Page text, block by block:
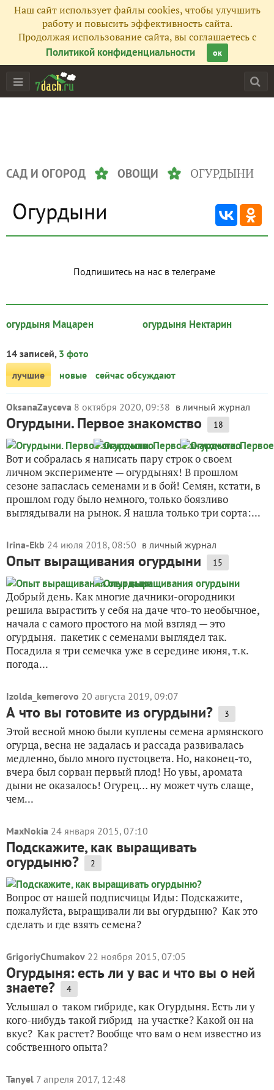
Наш сайт использует файлы cookies, чтобы улучшить
работу и повысить эффективность сайта.
Продолжая использование сайта, вы соглашаетесь с
Политикой конфиденциальности
ок
САД И ОГОРОД ОВОЩИ ОГУРДЫНИ
Огурдыни
Подпишитесь на нас в телеграме
огурдыня Мацарен огурдыня Нектарин
14 записей, 3 фото
лучшие
новые сейчас обсуждают
OksanaZayceva 8 октября 2020, 09:38 в личный журнал
Огурдыни. Первое знакомство 18
Вот и собралась я написать пару строк о своем
личном эксперименте — огурдынях! В прошлом
сезоне запаслась семенами и в бой! Семян, кстати, в
прошлом году было немного, только боязливо
выглядывали на рынок. Я нашла только три сорта:...
Irina-Ekb 24 июля 2018, 08:50 в личный журнал
Опыт выращивания огурдыни 15
Добрый день. Как многие дачники-огородники
решила вырастить у себя на даче что-то необычное,
начала с самого простого на мой взгляд — это
огурдыня. пакетик с семенами выглядел так.
Посадила я три семечка уже в середине июня, т.к.
погода...
Izolda_kemerovo 20 августа 2019, 09:07
А что вы готовите из огурдыни? 3
Этой весной мною были куплены семена армянского
огурца, весна не задалась и рассада развивалась
медленно, было много пустоцвета. Но, наконец-то,
вчера был сорван первый плод! Но увы, аромата
дыни не оказалось! Огурец… ну может чуть слаще,
чем...
MaxNokia 24 января 2015, 07:10
Подскажите, как выращивать
огурдыню? 2
Вопрос от нашей подписчицы Иды: Подскажите,
пожалуйста, выращивали ли вы огурдыню? Как это
сделать и где взять семена?
GrigoriyChumakov 22 ноября 2015, 07:05
Огурдыня: есть ли у вас и что вы о ней
знаете? 4
Услышал о таком гибриде, как Огурдыня. Есть ли у
кого-нибудь такой гибрид на участке? Какой он на
вкус? Как растет? Вообще что вам о нем известно из
собственного опыта?
Tanyel 7 апреля 2017, 12:48